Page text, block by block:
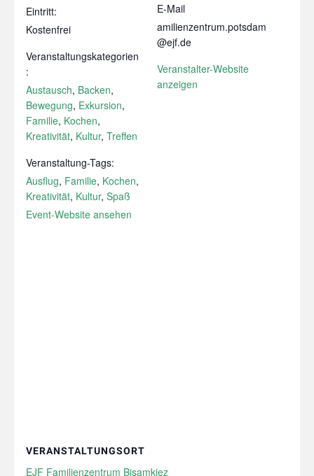
Eintritt:
Kostenfrei
Veranstaltungskategorien
:
Austausch, Backen,
Bewegung, Exkursion,
Familie, Kochen,
Kreativität, Kultur, Treffen
Veranstaltung-Tags:
Ausflug, Familie, Kochen,
Kreativität, Kultur, Spaß
Event-Website ansehen
E-Mail
amilienzentrum.potsdam
@ejf.de
Veranstalter-Website
anzeigen
VERANSTALTUNGSORT
EJF Familienzentrum Bisamkiez